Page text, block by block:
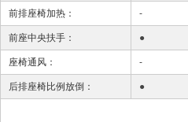
前排座椅加热： -
前座中央扶手： ●
座椅通风： -
后排座椅比例放倒： ●